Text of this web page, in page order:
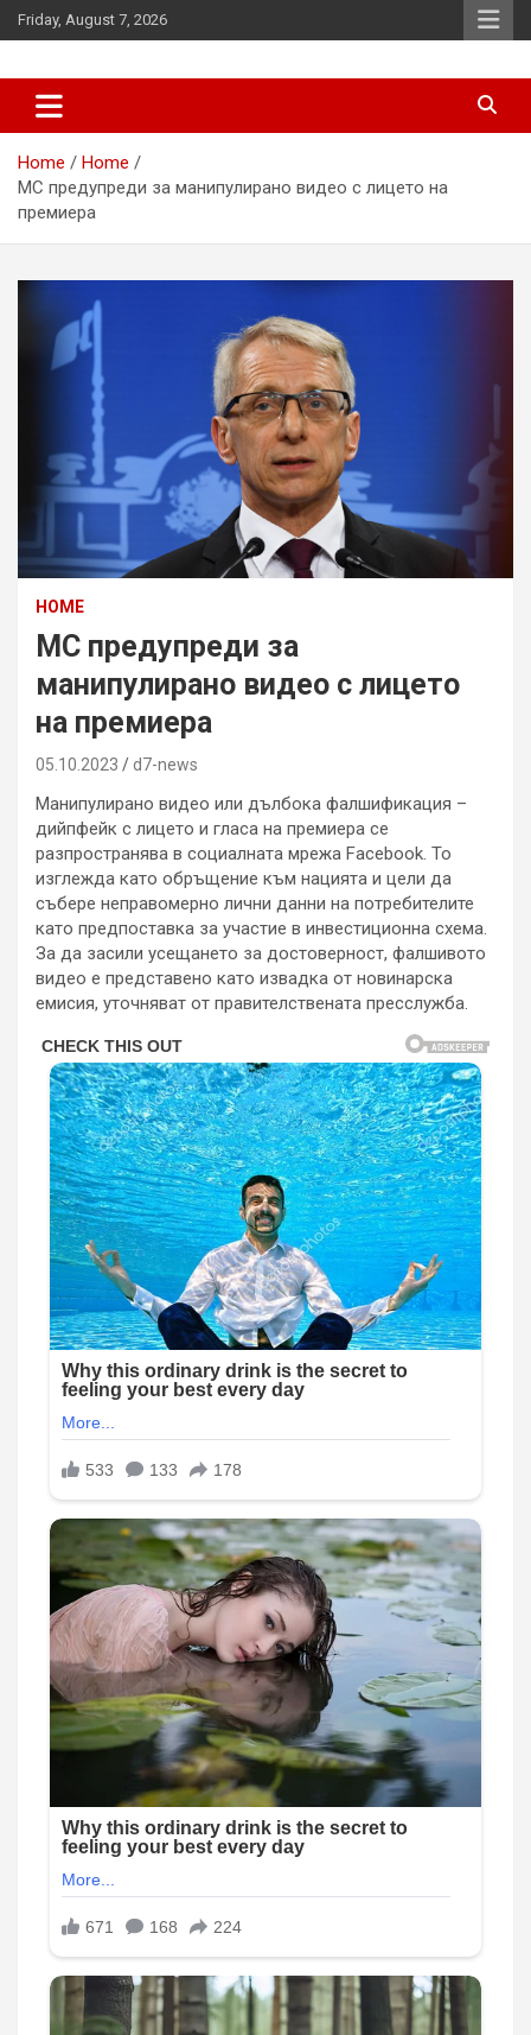
Skip
to
Friday, August 7, 2026
d7-news.com
Home
Home
МС предупреди за манипулирано видео с лицето на
премиера
HOME
МС предупреди за
манипулирано видео с лицето
на премиера
05.10.2023 d7-news
Манипулирано видео или дълбока фалшификация –
дийпфейк с лицето и гласа на премиера се
разпространява в социалната мрежа Facebook. То
изглежда като обръщение към нацията и цели да
събере неправомерно лични данни на потребителите
като предпоставка за участие в инвестиционна схема.
За да засили усещането за достоверност, фалшивото
видео е представено като извадка от новинарска
емисия, уточняват от правителствената пресслужба.